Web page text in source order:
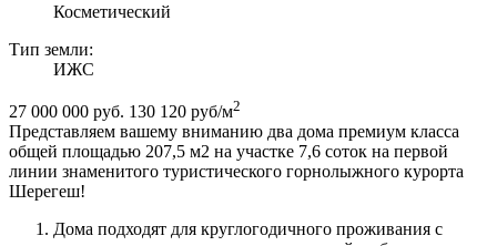
Косметический
Тип земли:
ИЖС
27 000 000 руб. 130 120 руб/м2
Представляем вашему вниманию два дома премиум класса
общей площадью 207,5 м2 на участке 7,6 соток на первой
линии знаменитого туристического горнолыжного курорта
Шерегеш!
Дома подходят для круглогодичного проживания с